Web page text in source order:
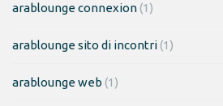
arablounge connexion(1)
arablounge sito di incontri(1)
arablounge web (1)